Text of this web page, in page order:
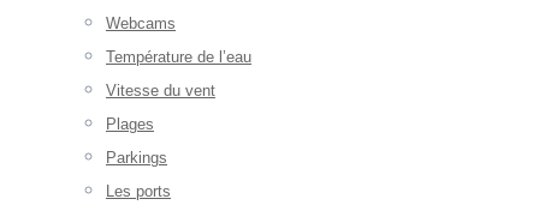
Webcams
Température de l’eau
Vitesse du vent
Plages
Parkings
Les ports